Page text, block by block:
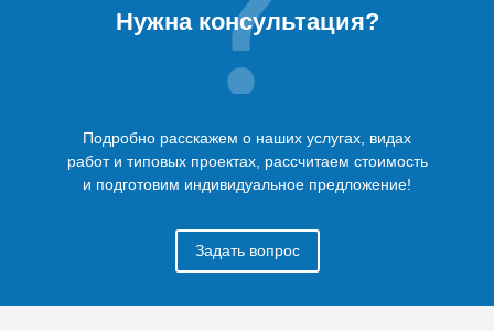
Нужна консультация?
Подробно расскажем о наших услугах, видах
работ и типовых проектах, рассчитаем стоимость
и подготовим индивидуальное предложение!
Задать вопрос